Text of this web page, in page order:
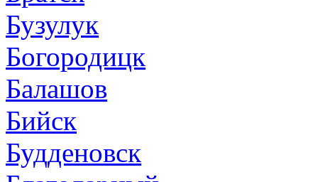
Бузулук
Богородицк
Балашов
Бийск
Будденовск